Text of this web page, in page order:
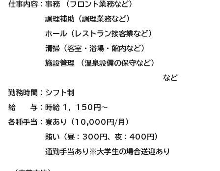
仕事内容：事務 （フロント業務など）
調理補助（調理業務など）
ホール（レストラン接客業など）
清掃（客室・浴場・館内など）
施設管理 （温泉設備の保守など）
など
勤務時間：シフト制
給 与：時給 1，150円～
各種手当：寮あり（10,000円/月）
​ 賄い（昼：300円、夜：400円）
​ 通勤手当あり※大学生の場合送迎あり